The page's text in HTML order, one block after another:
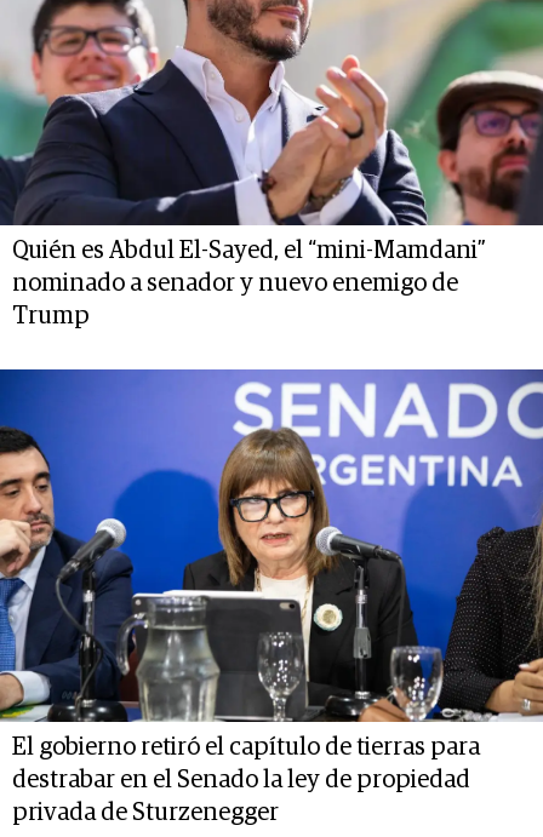
Quién es Abdul El-Sayed, el “mini-Mamdani”
nominado a senador y nuevo enemigo de
Trump
El gobierno retiró el capítulo de tierras para
destrabar en el Senado la ley de propiedad
privada de Sturzenegger